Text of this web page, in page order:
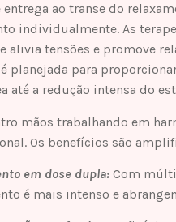
entrega ao transe do
individualmente. As
alivia tensões e promove
planejada para
até a redução intensa do
mãos trabalhando em
Os benefícios são
em dose dupla: Com
é mais intenso e